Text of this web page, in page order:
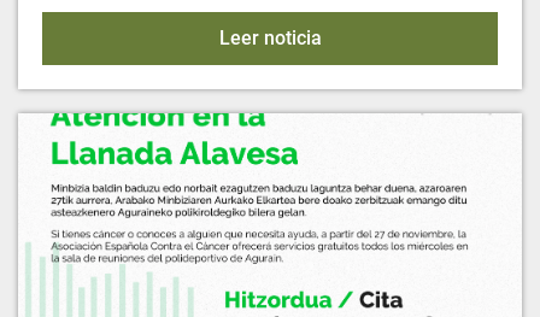
Leer noticiaSALA POLIVALENTE